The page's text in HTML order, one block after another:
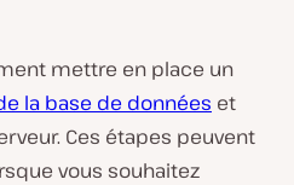
mettre en place un
la base de données et
Ces étapes peuvent
vous souhaitez